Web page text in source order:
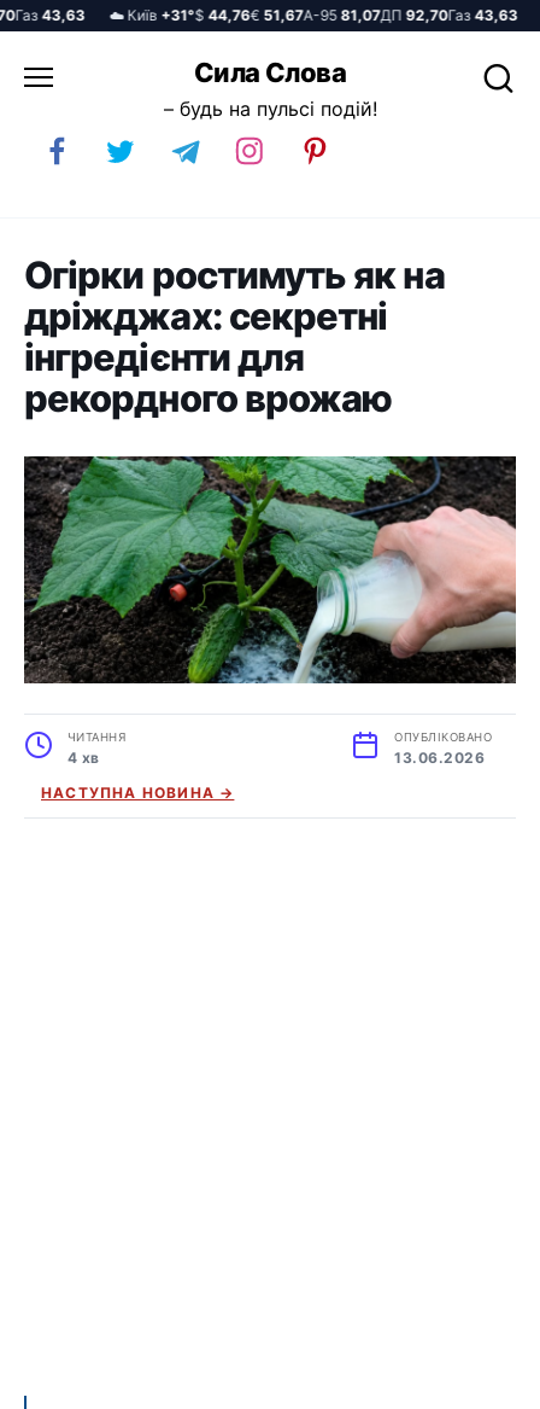
43,63 ☁️ Київ+31°$44,76€51,67А-9581,07ДП92,70Газ43,63 ☁️
до
Сила Слова
– будь на пульсі подій!
Огірки ростимуть як на
дріжджах: секретні
інгредієнти для
рекордного врожаю
ЧИТАННЯ
4 хв
ОПУБЛІКОВАНО
13.06.2026
НАСТУПНА НОВИНА →